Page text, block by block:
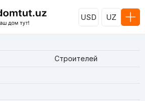
USD UZ
Строителей